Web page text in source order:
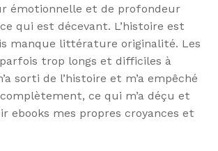
émotionnelle et de profondeur
qui est décevant. L’histoire est
manque littérature originalité. Les
trop longs et difficiles à
sorti de l’histoire et m’a empêché
ce qui m’a déçu et
ebooks mes propres croyances et